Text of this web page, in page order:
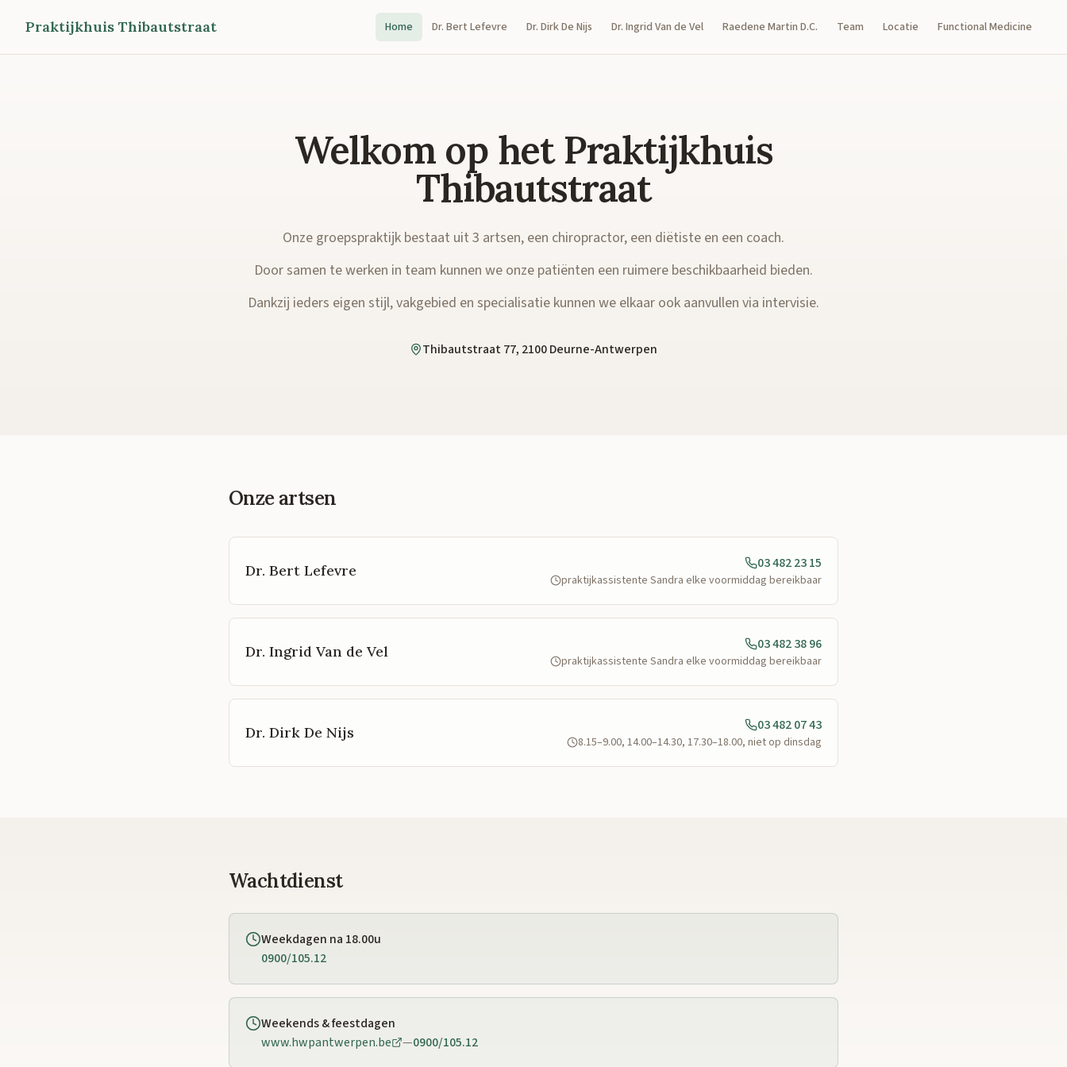
Praktijkhuis Thibautstraat Home Dr. Bert Lefevre Dr. Dirk De Nijs Dr. Ingrid Van de Vel Raedene Martin D.C. Team Locatie Functional Medicine
Welkom op het Praktijkhuis
Thibautstraat
Onze groepspraktijk bestaat uit 3 artsen, een chiropractor, een diëtiste en een coach.
Door samen te werken in team kunnen we onze patiënten een ruimere beschikbaarheid bieden.
Dankzij ieders eigen stijl, vakgebied en specialisatie kunnen we elkaar ook aanvullen via intervisie.
Thibautstraat 77, 2100 Deurne-Antwerpen
Onze artsen
Dr. Bert Lefevre 03 482 23 15
praktijkassistente Sandra elke voormiddag bereikbaar
Dr. Ingrid Van de Vel 03 482 38 96
praktijkassistente Sandra elke voormiddag bereikbaar
Dr. Dirk De Nijs 03 482 07 43
8.15–9.00, 14.00–14.30, 17.30–18.00, niet op dinsdag
Wachtdienst
Weekdagen na 18.00u
0900/105.12
Weekends & feestdagen
www.hwpantwerpen.be
—0900/105.12